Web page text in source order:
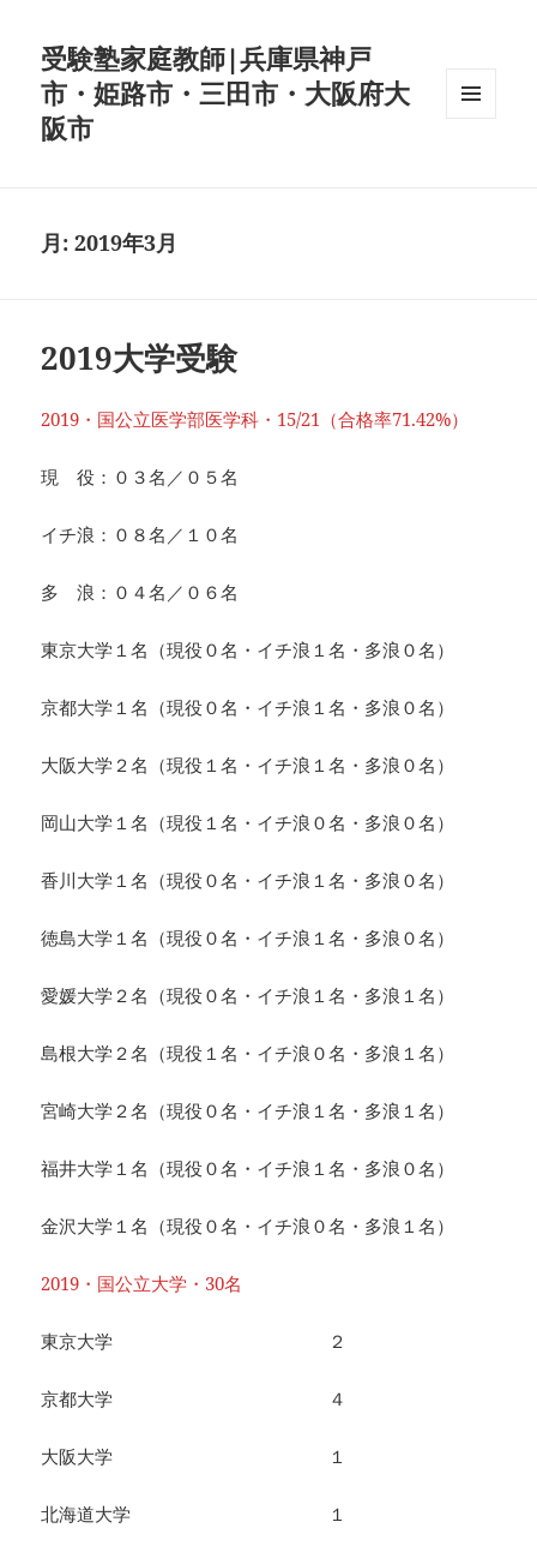
受験塾家庭教師|兵庫県神戸
市・姫路市・三田市・大阪府大
阪市
月:2019年3月
2019大学受験
2019・国公立医学部医学科・15/21（合格率71.42%）
現 役：０３名／０５名
イチ浪：０８名／１０名
多 浪：０４名／０６名
東京大学１名（現役０名・イチ浪１名・多浪０名）
京都大学１名（現役０名・イチ浪１名・多浪０名）
大阪大学２名（現役１名・イチ浪１名・多浪０名）
岡山大学１名（現役１名・イチ浪０名・多浪０名）
香川大学１名（現役０名・イチ浪１名・多浪０名）
徳島大学１名（現役０名・イチ浪１名・多浪０名）
愛媛大学２名（現役０名・イチ浪１名・多浪１名）
島根大学２名（現役１名・イチ浪０名・多浪１名）
宮崎大学２名（現役０名・イチ浪１名・多浪１名）
福井大学１名（現役０名・イチ浪１名・多浪０名）
金沢大学１名（現役０名・イチ浪０名・多浪１名）
2019・国公立大学・30名
東京大学 ２
京都大学 ４
大阪大学 １
北海道大学 １